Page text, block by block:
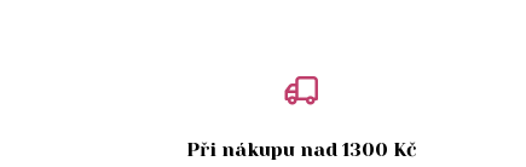
Při nákupu nad 1300 Kč